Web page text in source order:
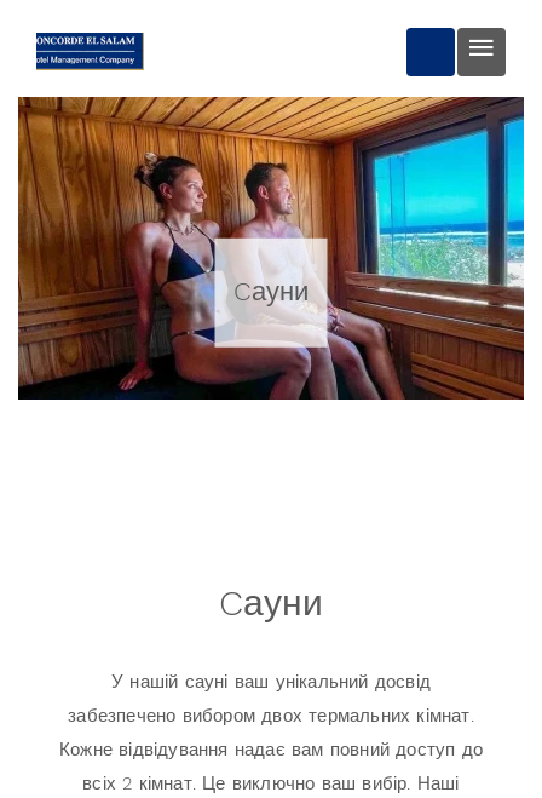
Cауни
Cауни
У нашій сауні ваш унікальний досвід
забезпечено вибором двох термальних кімнат.
Кожне відвідування надає вам повний доступ до
всіх 2 кімнат. Це виключно ваш вибір. Наші